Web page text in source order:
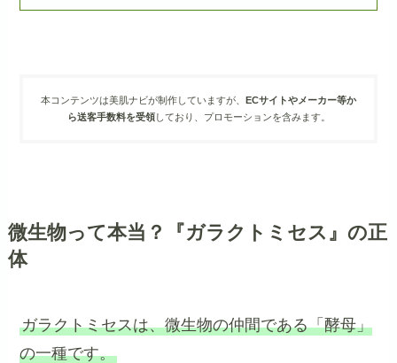
本コンテンツは美肌ナビが制作していますが、 ECサイトやメーカー等か
ら送客手数料を受領しており、プロモーションを含みます。
微生物って本当？『ガラクトミセス』の正
体
ガラクトミセスは、微生物の仲間である「酵母」
の一種です。